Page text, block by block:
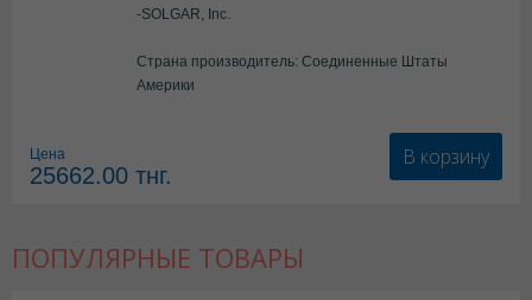
-SOLGAR, Inc.
Страна производитель: Соединенные Штаты
Америки
Цена
25662.00 тнг.
В корзину
ПОПУЛЯРНЫЕ ТОВАРЫ